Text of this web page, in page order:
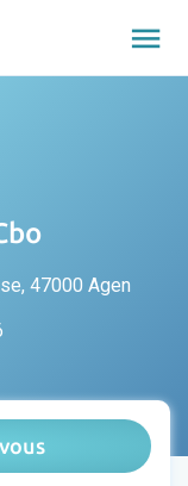
menu
47000 Agen